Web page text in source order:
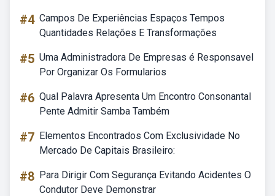
#4 Campos De Experiências Espaços Tempos
Quantidades Relações E Transformações
#5 Uma Administradora De Empresas é Responsavel
Por Organizar Os Formularios
#6 Qual Palavra Apresenta Um Encontro Consonantal
Pente Admitir Samba Também
#7 Elementos Encontrados Com Exclusividade No
Mercado De Capitais Brasileiro:
#8 Para Dirigir Com Segurança Evitando Acidentes O
Condutor Deve Demonstrar